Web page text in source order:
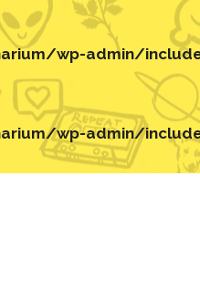
wp-admin/
wp-admin/